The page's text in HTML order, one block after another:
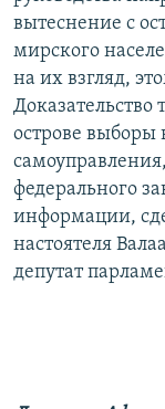
вытеснение с
мирского
на их взгляд,
Доказательство
острове выборы
федерального
информации,
настоятеля
депутат